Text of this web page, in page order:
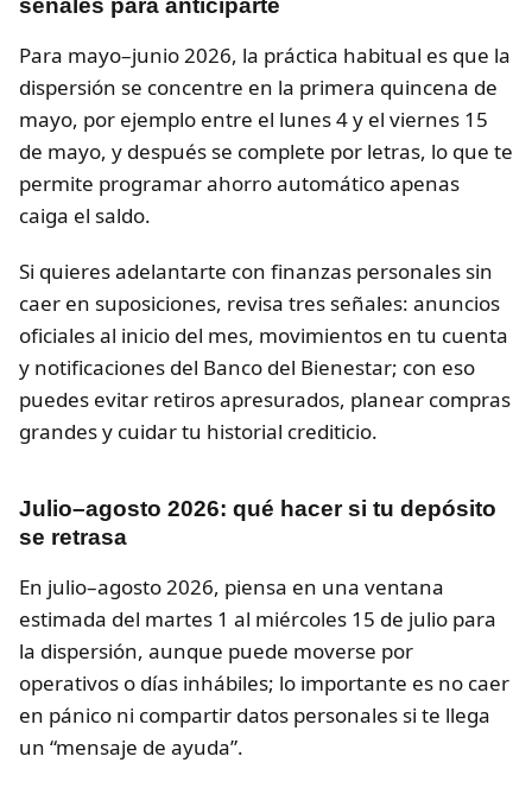
señales para anticiparte
Para mayo–junio 2026, la práctica habitual es que la
dispersión se concentre en la primera quincena de
mayo, por ejemplo entre el lunes 4 y el viernes 15
de mayo, y después se complete por letras, lo que te
permite programar ahorro automático apenas
caiga el saldo.
Si quieres adelantarte con finanzas personales sin
caer en suposiciones, revisa tres señales: anuncios
oficiales al inicio del mes, movimientos en tu cuenta
y notificaciones del Banco del Bienestar; con eso
puedes evitar retiros apresurados, planear compras
grandes y cuidar tu historial crediticio.
Julio–agosto 2026: qué hacer si tu depósito
se retrasa
En julio–agosto 2026, piensa en una ventana
estimada del martes 1 al miércoles 15 de julio para
la dispersión, aunque puede moverse por
operativos o días inhábiles; lo importante es no caer
en pánico ni compartir datos personales si te llega
un “mensaje de ayuda”.